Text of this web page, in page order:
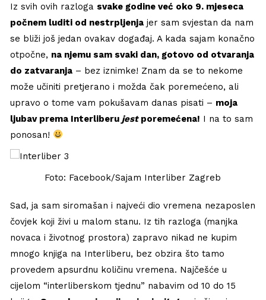
Iz svih ovih razloga svake godine već oko 9. mjeseca
počnem luditi od nestrpljenja jer sam svjestan da nam
se bliži još jedan ovakav događaj. A kada sajam konačno
otpočne, na njemu sam svaki dan, gotovo od otvaranja
do zatvaranja – bez iznimke! Znam da se to nekome
može učiniti pretjerano i možda čak poremećeno, ali
upravo o tome vam pokušavam danas pisati – moja
ljubav prema Interliberu jestporemećena! I na to sam
ponosan!
Foto: Facebook/Sajam Interliber Zagreb
Sad, ja sam siromašan i najveći dio vremena nezaposlen
čovjek koji živi u malom stanu. Iz tih razloga (manjka
novaca i životnog prostora) zapravo nikad ne kupim
mnogo knjiga na Interliberu, bez obzira što tamo
provedem apsurdnu količinu vremena. Najčešće u
cijelom “interliberskom tjednu” nabavim od 10 do 15